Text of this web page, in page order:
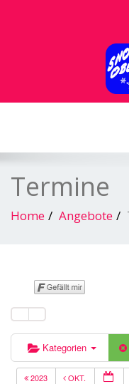
Termine
Home Angebote
Kategorien
2023 OKT.